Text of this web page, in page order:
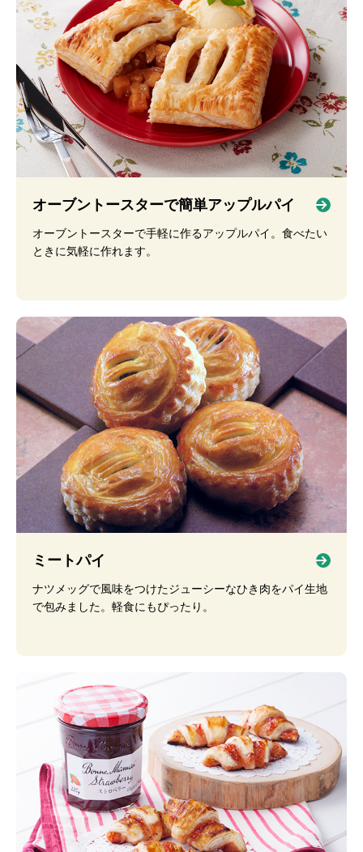
オーブントースターで簡単アップルパイ
オーブントースターで手軽に作るアップルパイ。食べたい
ときに気軽に作れます。
ミートパイ
ナツメッグで風味をつけたジューシーなひき肉をパイ生地
で包みました。軽食にもぴったり。